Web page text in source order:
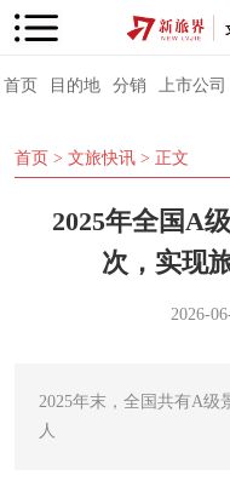
首页 目的地 分销 上市公司
首页 > 文旅快讯 > 正文
2025年全国A
次，实现
2026-
2025年末，全国共有A级
人